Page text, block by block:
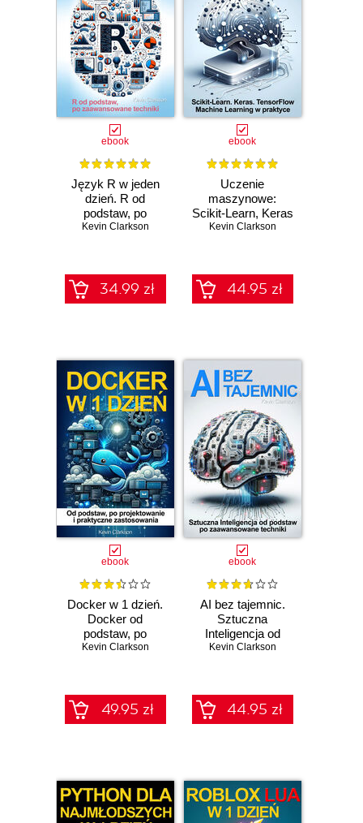
ebook
Język R w jeden
dzień. R od
podstaw, po
zaawansowane
Kevin Clarkson
34.99 zł
ebook
Uczenie
maszynowe:
Scikit-Learn, Keras
i TensorFlow.
Kevin Clarkson
44.95 zł
ebook
Docker w 1 dzień.
Docker od
podstaw, po
projektowanie i
Kevin Clarkson
49.95 zł
ebook
AI bez tajemnic.
Sztuczna
Inteligencja od
podstaw po
Kevin Clarkson
44.95 zł